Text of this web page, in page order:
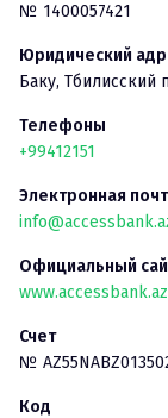
№ 1400057421
Юридический
Баку, Тбилисский
Телефоны
+99412151
Электронная
Официальный
www.accessbank.az
Счет
№
Код